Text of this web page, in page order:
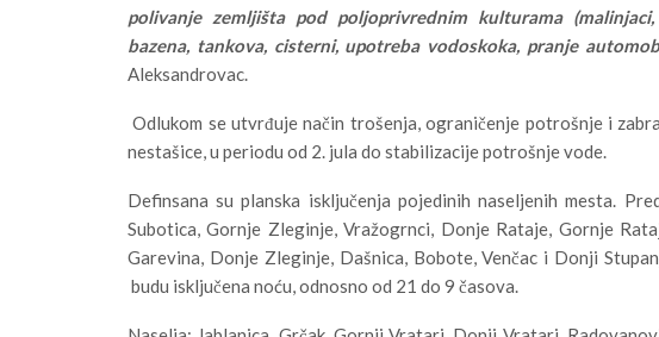
polivanje zemljišta pod poljoprivrednim kulturama
bazena, tankova, cisterni, upotreba vodoskoka, pranje
Aleksandrovac.
Odlukom se utvrđuje način trošenja, ograničenje potrošnje i
nestašice, u periodu od 2. jula do stabilizacije potrošnje vode.
Definsana su planska isključenja pojedinih naseljenih mesta.
Subotica, Gornje Zleginje, Vražogrnci, Donje Rataje, Gornje
Garevina, Donje Zleginje, Dašnica, Bobote, Venčac i Donji
budu isključena noću, odnosno od 21 do 9 časova.